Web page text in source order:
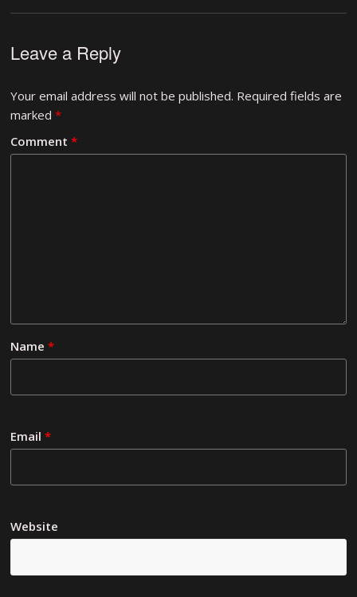
Leave a Reply
Your email address will not be published. Required fields are
marked*
Comment*
Name*
Email*
Website